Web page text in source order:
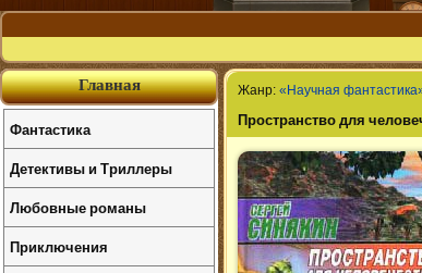
Жанр: «Научная
Пространство для
Главная
Фантастика
Детективы и Триллеры
Любовные романы
Приключения